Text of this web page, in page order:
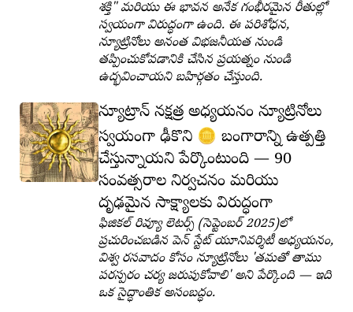
శక్తి" మరియు ఈ భావన అనేక గంభీరమైన రీతుల్లో
స్వయంగా విరుద్ధంగా ఉంది. ఈ పరిశోధన,
న్యూట్రినోలు అనంత విభజనీయత నుండి
తప్పించుకోవడానికి చేసిన ప్రయత్నం నుండి
ఉద్భవించాయని బహిర్గతం చేస్తుంది.
న్యూట్రాన్ నక్షత్ర అధ్యయనం న్యూట్రినోలు
స్వయంగా ఢీకొని 🪙 బంగారాన్ని ఉత్పత్తి
చేస్తున్నాయని పేర్కొంటుంది — 90
సంవత్సరాల నిర్వచనం మరియు
దృఢమైన సాక్ష్యాలకు విరుద్ధంగా
ఫిజికల్ రివ్యూ లెటర్స్ (సెప్టెంబర్ 2025)లో
ప్రచురించబడిన పెన్ స్టేట్ యూనివర్శిటీ అధ్యయనం,
విశ్వ రసవాదం కోసం న్యూట్రినోలు 'తమతో తాము
పరస్పరం చర్య జరుపుకోవాలి' అని పేర్కొంది — ఇది
ఒక సైద్ధాంతిక అసంబద్ధం.